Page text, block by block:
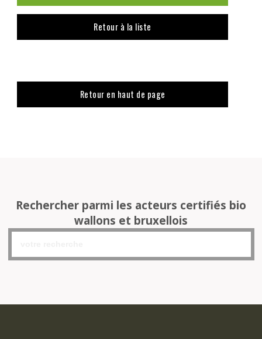
Retour à la liste
Retour en haut de page
Rechercher parmi les acteurs certifiés bio
wallons et bruxellois